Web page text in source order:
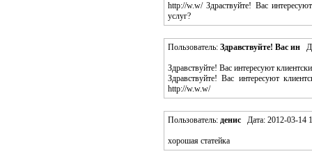
http://w.w/ Здраствуйте! Вас
услуг?
Пользователь: Здравствуйте! Вас ин
Здравствуйте! Вас интересуют
Здравствуйте! Вас интересуют
http://w.w.w/
Пользователь: денис Дата: 2012-03-14
хорошая статейка